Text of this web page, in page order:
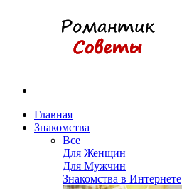
Главная
Знакомства
Все
Для Женщин
Для Мужчин
Знакомства в Интернете